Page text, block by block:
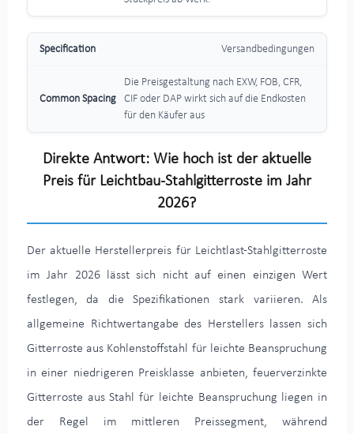
Versandbedingungen
Die Preisgestaltung nach EXW, FOB, CFR,
CIF oder DAP wirkt sich auf die Endkosten
für den Käufer aus
Direkte Antwort: Wie hoch ist der aktuelle
Preis für Leichtbau-Stahlgitterroste im Jahr
2026?
Der aktuelle Herstellerpreis für Leichtlast-Stahlgitterroste
im Jahr 2026 lässt sich nicht auf einen einzigen Wert
festlegen, da die Spezifikationen stark variieren. Als
allgemeine Richtwertangabe des Herstellers lassen sich
Gitterroste aus Kohlenstoffstahl für leichte Beanspruchung
in einer niedrigeren Preisklasse anbieten, feuerverzinkte
Gitterroste aus Stahl für leichte Beanspruchung liegen in
der Regel im mittleren Preissegment, während